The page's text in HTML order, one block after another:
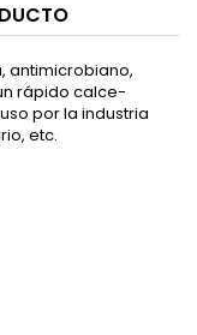
antimicrobiano,
rápido calce-
por la industria
etc.